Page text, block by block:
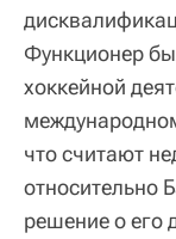
Функционер
хоккейной
что считают
относительно
решение о его